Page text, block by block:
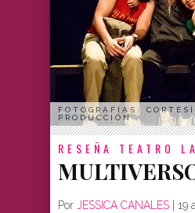
FOTOGRAFÍAS:
PRODUCCIÓN
RESEÑA TEATRO
Por JESSICA CANALES 19